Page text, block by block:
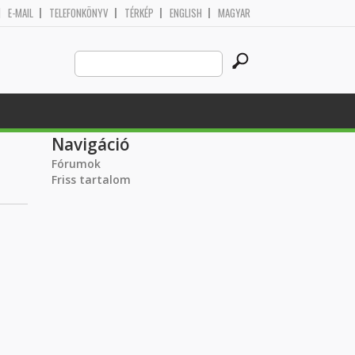
E-MAIL TELEFONKÖNYV TÉRKÉP ENGLISH MAGYAR
Search
this
site
Navigáció
Fórumok
Friss tartalom